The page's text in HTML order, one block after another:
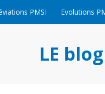
PMSI Evolutions
LE